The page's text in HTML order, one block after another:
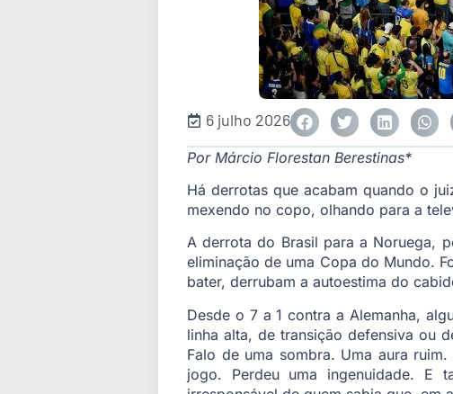
6 julho 2026
Por Márcio Florestan Berestinas*
Há derrotas que acabam quando o
mexendo no copo, olhando para a
A derrota do Brasil para a Noruega,
eliminação de uma Copa do Mundo.
bater, derrubam a autoestima do
Desde o 7 a 1 contra a Alemanha,
linha alta, de transição defensiva ou
Falo de uma sombra. Uma aura
jogo. Perdeu uma ingenuidade. E